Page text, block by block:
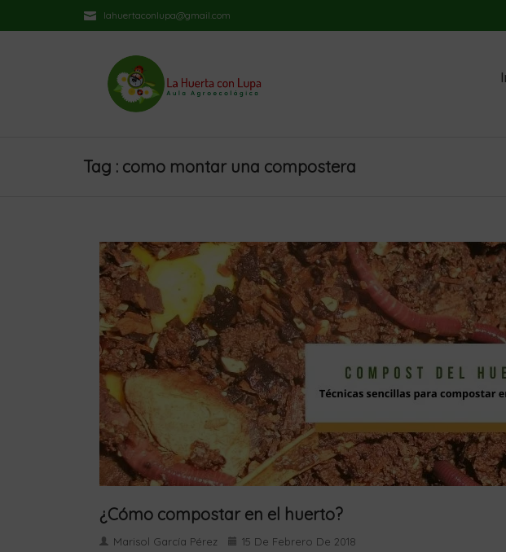
lahuertaconlupa@gmail.com
Tag : como montar una compostera
¿Cómo compostar en el huerto?
Marisol García Pérez 15 De Febrero De 2018